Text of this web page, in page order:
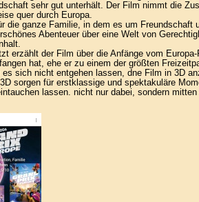
sehr gut unterhält. Der Film nimmt die
quer durch Europa.
die ganze Familie, in dem es um Freundschaft
Abenteuer über eine Welt von
erzählt der Film über die Anfänge vom
hat, ehe er zu einem der größten
sich nicht entgehen lassen, dne Film in 3D
sorgen für erstklassige und spektakuläre
lassen. nicht nur dabei, sondern